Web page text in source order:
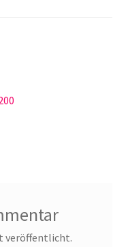
veröffentlicht.